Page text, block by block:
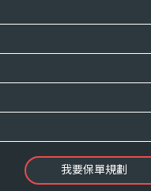
我要保單規劃